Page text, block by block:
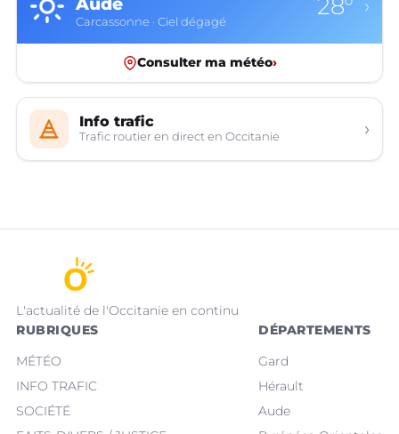
Aude
Carcassonne · Ciel dégagé
28° ›
Consulter ma météo›
Info trafic
Trafic routier en direct en Occitanie ›
L'actualité de l'Occitanie en continu
RUBRIQUES
MÉTÉO
INFO TRAFIC
SOCIÉTÉ
DÉPARTEMENTS
Gard
Hérault
Aude